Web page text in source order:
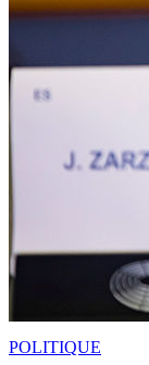
POLITIQUE